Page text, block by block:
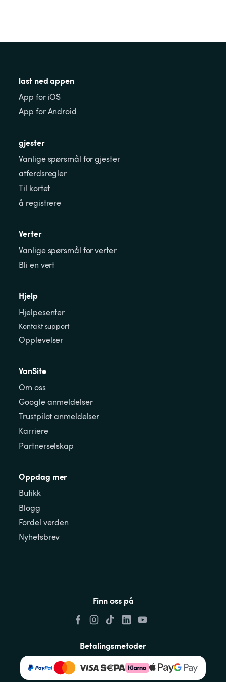
last ned appen
App for iOS
App for Android
gjester
Vanlige spørsmål for gjester
atferdsregler
Til kortet
å registrere
Verter
Vanlige spørsmål for verter
Bli en vert
Hjelp
Hjelpesenter
Kontakt support
Opplevelser
VanSite
Om oss
Google anmeldelser
Trustpilot anmeldelser
Karriere
Partnerselskap
Oppdag mer
Butikk
Blogg
Fordel verden
Nyhetsbrev
Finn oss på
Betalingsmetoder